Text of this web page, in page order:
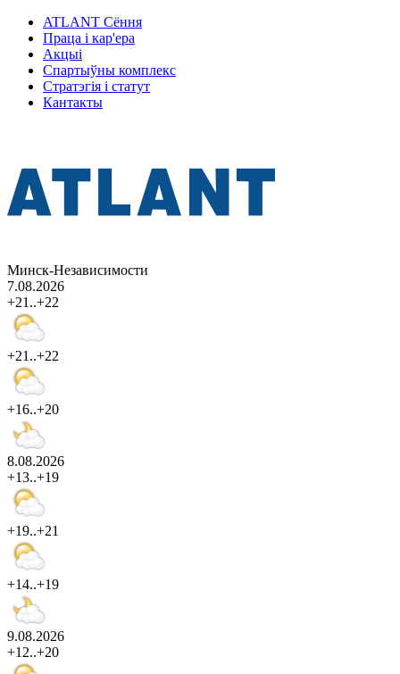
ATLANT Сёння
Праца і кар'ера
Акцыі
Спартыўны комплекс
Стратэгія і статут
Кантакты
Минск-Независимости
7.08.2026
+21..+22
+21..+22
+16..+20
8.08.2026
+13..+19
+19..+21
+14..+19
9.08.2026
+12..+20